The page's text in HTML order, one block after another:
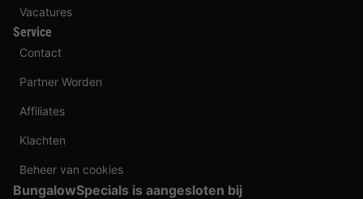
Vacatures
Service
Contact
Partner Worden
Affiliates
Klachten
Beheer van cookies
BungalowSpecials is aangesloten bij